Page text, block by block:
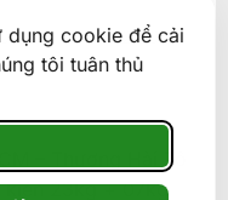
dụng cookie để cải
tôi tuân thủ
19.392.000
– Thượng Hải Tô
kiện 23kg + 07kg